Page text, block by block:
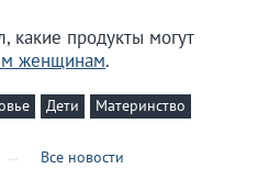
какие продукты могут
женщинам.
Дети Материнство
Все новости